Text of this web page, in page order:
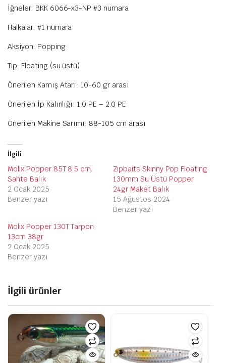
İğneler: BKK 6066-x3-NP #3 numara
Halkalar: #1 numara
Aksiyon: Popping
Tip: Floating (su üstü)
Önerilen Kamış Atarı: 10-60 gr arası
Önerilen İp Kalınlığı: 1.0 PE – 2.0 PE
Önerilen Makine Sarımı: 88-105 cm arası
İlgili
Molix Popper 85T 8.5 cm.
Sahte Balık
2 Ocak 2025
Benzer yazı
Zipbaits Skinny Pop Floating
130mm Su Üstü Popper
24gr Maket Balık
15 Ağustos 2024
Benzer yazı
Molix Popper 130T Tarpon
13cm 38gr
2 Ocak 2025
Benzer yazı
İlgili ürünler